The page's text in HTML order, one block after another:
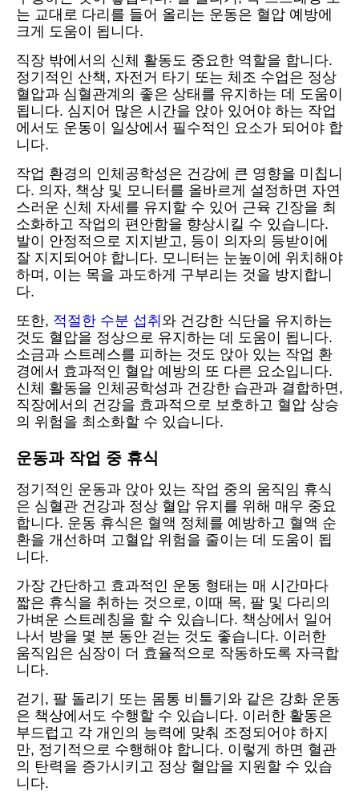
는 교대로 다리를 들어 올리는 운동은 혈압 예방에
크게 도움이 됩니다.
직장 밖에서의 신체 활동도 중요한 역할을 합니다.
정기적인 산책, 자전거 타기 또는 체조 수업은 정상
혈압과 심혈관계의 좋은 상태를 유지하는 데 도움이
됩니다. 심지어 많은 시간을 앉아 있어야 하는 작업
에서도 운동이 일상에서 필수적인 요소가 되어야 합
니다.
작업 환경의 인체공학성은 건강에 큰 영향을 미칩니
다. 의자, 책상 및 모니터를 올바르게 설정하면 자연
스러운 신체 자세를 유지할 수 있어 근육 긴장을 최
소화하고 작업의 편안함을 향상시킬 수 있습니다.
발이 안정적으로 지지받고, 등이 의자의 등받이에
잘 지지되어야 합니다. 모니터는 눈높이에 위치해야
하며, 이는 목을 과도하게 구부리는 것을 방지합니
다.
또한, 적절한 수분 섭취 와 건강한 식단을 유지하는
것도 혈압을 정상으로 유지하는 데 도움이 됩니다.
소금과 스트레스를 피하는 것도 앉아 있는 작업 환
경에서 효과적인 혈압 예방의 또 다른 요소입니다.
신체 활동을 인체공학성과 건강한 습관과 결합하면,
직장에서의 건강을 효과적으로 보호하고 혈압 상승
의 위험을 최소화할 수 있습니다.
운동과 작업 중 휴식
정기적인 운동과 앉아 있는 작업 중의 움직임 휴식
은 심혈관 건강과 정상 혈압 유지를 위해 매우 중요
합니다. 운동 휴식은 혈액 정체를 예방하고 혈액 순
환을 개선하며 고혈압 위험을 줄이는 데 도움이 됩
니다.
가장 간단하고 효과적인 운동 형태는 매 시간마다
짧은 휴식을 취하는 것으로, 이때 목, 팔 및 다리의
가벼운 스트레칭을 할 수 있습니다. 책상에서 일어
나서 방을 몇 분 동안 걷는 것도 좋습니다. 이러한
움직임은 심장이 더 효율적으로 작동하도록 자극합
니다.
걷기, 팔 돌리기 또는 몸통 비틀기와 같은 강화 운동
은 책상에서도 수행할 수 있습니다. 이러한 활동은
부드럽고 각 개인의 능력에 맞춰 조정되어야 하지
만, 정기적으로 수행해야 합니다. 이렇게 하면 혈관
의 탄력을 증가시키고 정상 혈압을 지원할 수 있습
니다.